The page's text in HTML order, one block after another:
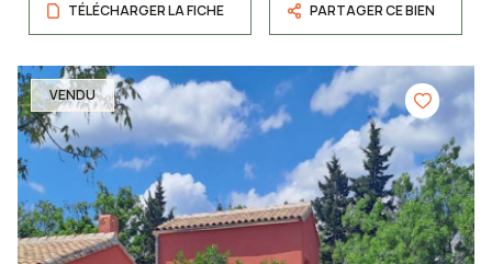
TÉLÉCHARGER LA FICHE PARTAGER CE BIEN
VENDU